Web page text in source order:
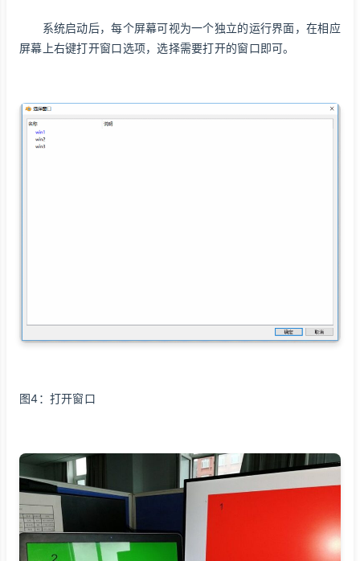
系统启动后，每个屏幕可视为一个独立的运行界面，在相应
屏幕上右键打开窗口选项，选择需要打开的窗口即可。
图4：打开窗口